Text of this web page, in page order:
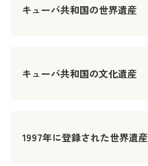
キューバ共和国の世界遺産
キューバ共和国の文化遺産
1997年に登録された世界遺産